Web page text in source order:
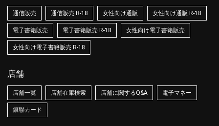
通信販売 通信販売 R-18 女性向け通販 女性向け通販 R-18
電子書籍販売 電子書籍販売 R-18 女性向け電子書籍販売
女性向け電子書籍販売 R-18
店舗
店舗一覧 店舗在庫検索 店舗に関するQ&A 電子マネー
銀聯カード